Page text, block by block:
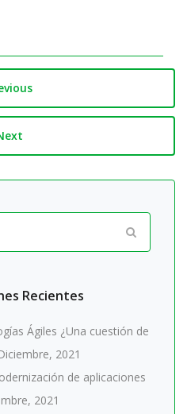
Recientes
Ágiles ¿Una cuestión de
2021
de aplicaciones
2021